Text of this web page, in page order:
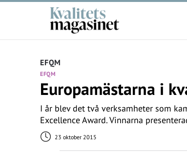
EFQM
EFQM
Europamästarna i
I år blev det två verksamheter som
Excellence Award. Vinnarna
23 oktober 2015